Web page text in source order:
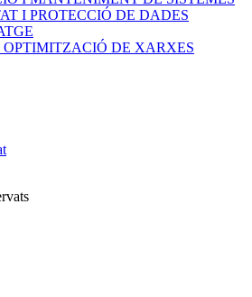
I PROTECCIÓ DE DADES
DE XARXES